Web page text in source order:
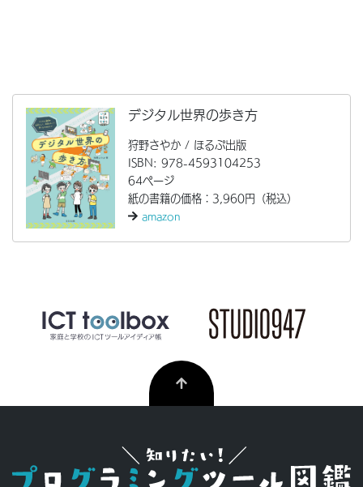
デジタル世界の歩き方
狩野さやか / ほるぷ出版
ISBN: 978-4593104253
64ページ
紙の書籍の価格：3,960円（税込）
amazon